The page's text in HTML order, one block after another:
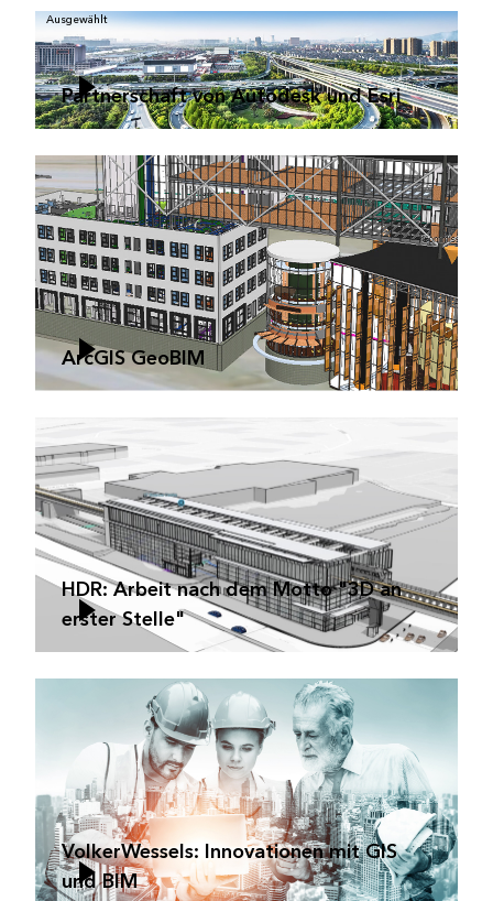
Ausgewählt
Partnerschaft von Autodesk und Esri
ArcGIS GeoBIM
HDR: Arbeit nach dem Motto "3D an
erster Stelle"
VolkerWessels: Innovationen mit GIS
und BIM